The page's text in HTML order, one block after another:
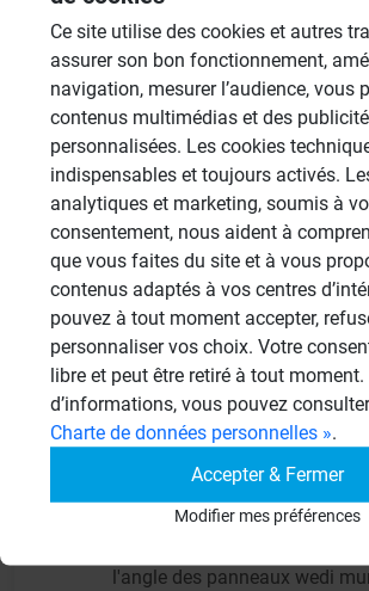
pour pouvoir passer les tuyaux
d'alimentation eau et 1 gaine
2m de hauteur.
Je peux élargir la zone en
la largeur 1.5m et sur toute la
du mur, ou dois je me
limitée autour du mitigeur ?
Les tasseaux seront verticaux
30cm à 40cm ?
Le wedi sera fixé sur ceux ci
avec des chevilles, un trou
Quelle colle utiliser pour fixer
mitigeur au wedi, sikaflex SK ?
Est il possible de fabriquer
l'angle des panneaux wedi
Ce site utilise des cookies et autres
assurer son bon fonctionnement,
navigation, mesurer l’audience, vous
contenus multimédias et des
personnalisées. Les cookies
indispensables et toujours activés.
analytiques et marketing, soumis à
consentement, nous aident à
que vous faites du site et à vous
contenus adaptés à vos centres
pouvez à tout moment accepter,
personnaliser vos choix. Votre
libre et peut être retiré à tout
d’informations, vous pouvez
Charte de données personnelles ».
Accepter & Fermer
Modifier mes préférences